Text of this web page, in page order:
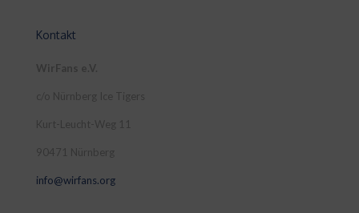
Kontakt
WirFans e.V.
c/o Nürnberg Ice Tigers
Kurt-Leucht-Weg 11
90471 Nürnberg
info@wirfans.org